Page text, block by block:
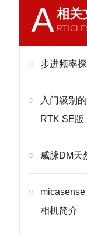
A相关
步进频率
入门级别
RTK SE版
威脉DM天
相机简介